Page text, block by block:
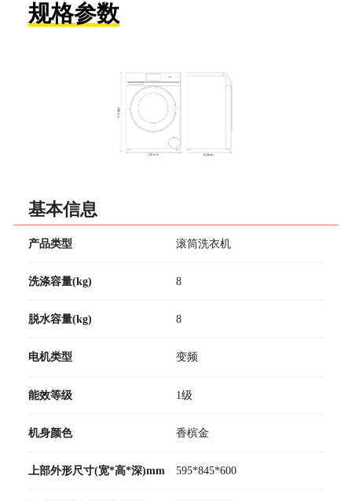
规格参数
基本信息
产品类型 滚筒洗衣机
洗涤容量(kg) 8
脱水容量(kg) 8
电机类型 变频
能效等级 1级
机身颜色 香槟金
上部外形尺寸(宽*高*深)mm 595*845*600